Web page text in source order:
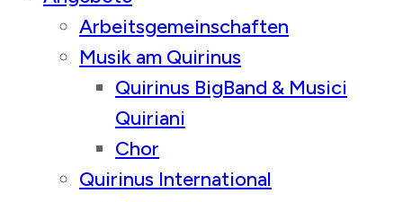
Arbeitsgemeinschaften
Musik am Quirinus
Quirinus BigBand & Musici
Quiriani
Chor
Quirinus International